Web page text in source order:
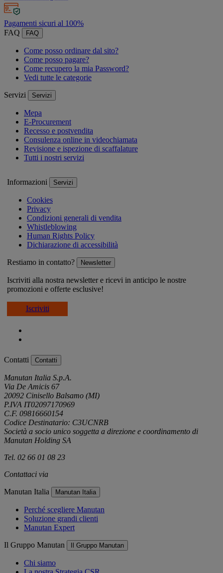
Pagamenti sicuri al 100%
FAQ
FAQ
Come posso ordinare dal sito?
Come posso pagare?
Come recupero la mia Password?
Vedi tutte le categorie
Servizi Servizi
Mepa
E-Procurement
Recesso e postvendita
Consulenza online in videochiamata
Revisione e ispezione di scaffalature
Tutti i nostri servizi
Informazioni Servizi
Cookies
Privacy
Condizioni generali di vendita
Whistleblowing
Human Rights Policy
Dichiarazione di accessibilità
Restiamo in contatto? Newsletter
Iscriviti alla nostra newsletter e ricevi in anticipo le nostre
promozioni e offerte esclusive!
Iscriviti
Contatti Contatti
Manutan Italia S.p.A.
Via De Amicis 67
20092 Cinisello Balsamo (MI)
P.IVA IT02097170969
C.F. 09816660154
Codice Destinatario: C3UCNRB
Società a socio unico soggetta a direzione e coordinamento di
Manutan Holding SA
Tel. 02 66 01 08 23
Contattaci via
Manutan Italia Manutan Italia
Perché scegliere Manutan
Soluzione grandi clienti
Manutan Expert
Il Gruppo Manutan Il Gruppo Manutan
Chi siamo